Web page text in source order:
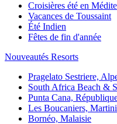
Croisières été en
Vacances de Toussaint
Été Indien
Fêtes de fin d'année
Nouveautés Resorts
Pragelato Sestriere,
South Africa Beach &
Punta Cana,
Les Boucaniers,
Bornéo, Malaisie